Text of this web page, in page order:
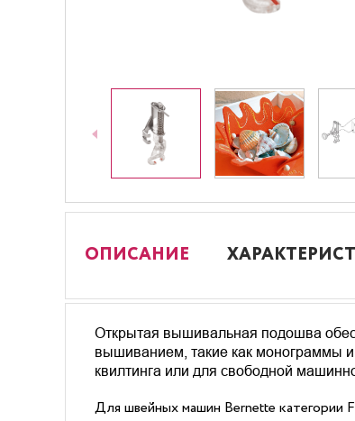
ОПИСАНИЕ
Открытая вышивальная подошва
вышиванием, такие как монограммы и
квилтинга или для свободной
Для швейных машин Bernette категории